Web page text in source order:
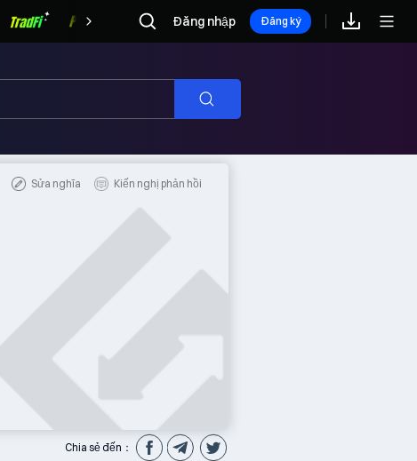
Phần thưởng
Đăng nhập Đăng ký
Chọn
lọc
Sửa nghĩa Kiến nghị phản hồi
Chia sẻ đến：